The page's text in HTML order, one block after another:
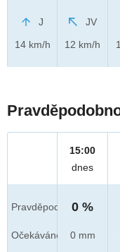
J
14 km/h
JV
12 km/h
Pravděpod.
Očekáváno
15:00
dnes
0 %
0 mm